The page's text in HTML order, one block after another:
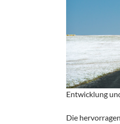
Entwicklung
Die